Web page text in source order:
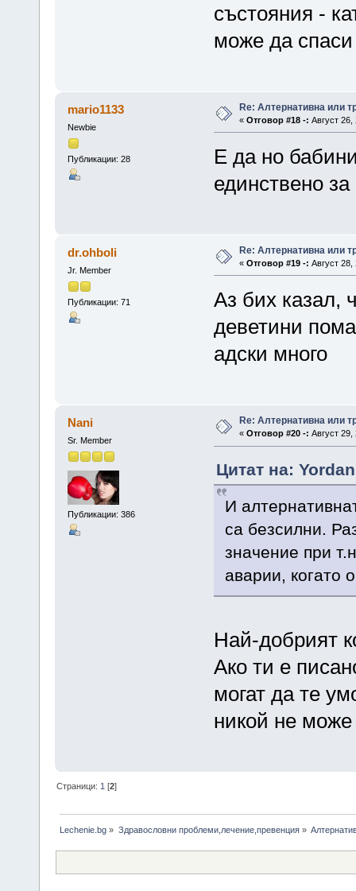
състояния -
може да
mario1133
Newbie
Публикации: 28
Re: Алтернативна или
« Отговор #18 -: Август
Е да но
единствено
dr.ohboli
Jr. Member
Публикации: 71
Re: Алтернативна или
« Отговор #19 -: Август
Аз бих казал,
деветини
адски много
Nani
Sr. Member
Публикации: 386
Re: Алтернативна или
« Отговор #20 -: Август
Цитат на:
И
са безсилни.
значение при
аварии, когато
Най-добрият
Ако ти е
могат да те
никой не
Страници: 1 [2]
Lechenie.bg » Здравословни проблеми,лечение,превенция»